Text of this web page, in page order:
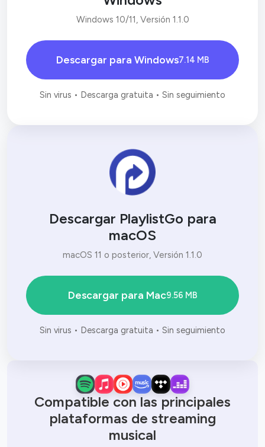
Windows 10/11, Versión 1.1.0
Descargar para Windows7.14 MB
Sin virus • Descarga gratuita • Sin seguimiento
Descargar PlaylistGo para
macOS
macOS 11 o posterior, Versión 1.1.0
Descargar para Mac9.56 MB
Sin virus • Descarga gratuita • Sin seguimiento
Compatible con las principales
plataformas de streaming
musical